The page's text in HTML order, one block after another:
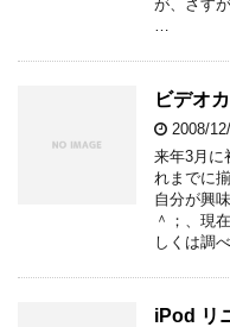
が、さす
ビデオ
2008/
来年3月に
れまでに
自分が興
＾；、現
しくは調
iPod リ